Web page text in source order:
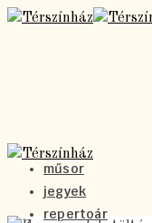
műsor
jegyek
repertoár